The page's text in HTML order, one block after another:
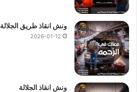
ونش انقاذ طريق الجلالة
2026-01-12
ونش انقاذ الجلالة